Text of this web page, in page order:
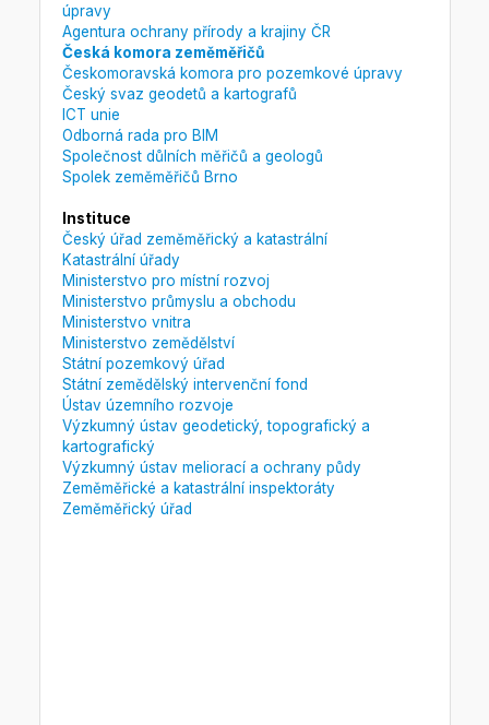
úpravy
Agentura ochrany přírody a krajiny ČR
Česká komora zeměměřičů
Českomoravská komora pro pozemkové úpravy
Český svaz geodetů a kartografů
ICT unie
Odborná rada pro BIM
Společnost důlních měřičů a geologů
Spolek zeměměřičů Brno
Instituce
Český úřad zeměměřický a katastrální
Katastrální úřady
Ministerstvo pro místní rozvoj
Ministerstvo průmyslu a obchodu
Ministerstvo vnitra
Ministerstvo zemědělství
Státní pozemkový úřad
Státní zemědělský intervenční fond
Ústav územního rozvoje
Výzkumný ústav geodetický, topografický a
kartografický
Výzkumný ústav meliorací a ochrany půdy
Zeměměřické a katastrální inspektoráty
Zeměměřický úřad